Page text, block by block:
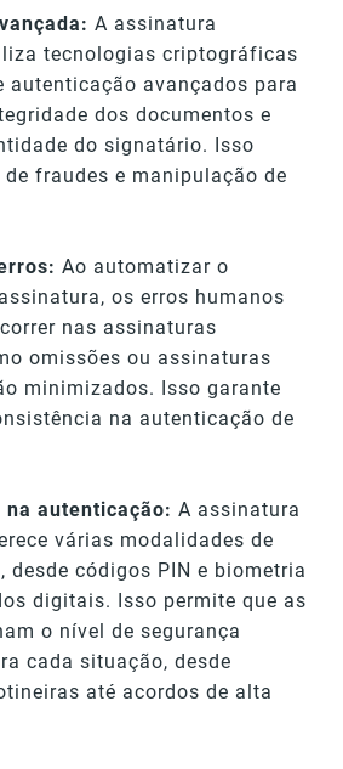
A assinatura
tecnologias criptográficas
autenticação avançados para
dos documentos e
do signatário. Isso
fraudes e manipulação de
Ao automatizar o
os erros humanos
nas assinaturas
omissões ou assinaturas
minimizados. Isso garante
na autenticação de
autenticação: A assinatura
várias modalidades de
desde códigos PIN e biometria
digitais. Isso permite que as
o nível de segurança
cada situação, desde
até acordos de alta